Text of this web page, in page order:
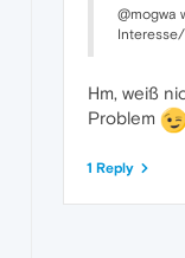
@mogwa
Hm, weiß
Problem
1 Reply